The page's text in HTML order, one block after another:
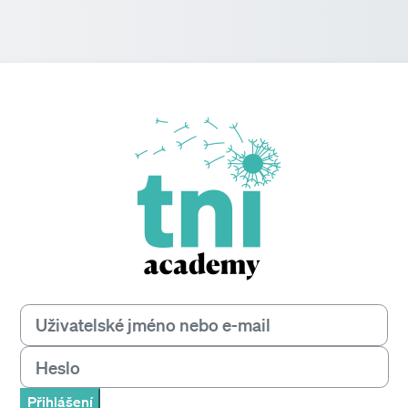
Přihlášení do
Uživatelské jméno nebo e-mail
Heslo
Přihlášení